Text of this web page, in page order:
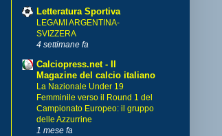
Letteratura Sportiva
LEGAMI ARGENTINA-
SVIZZERA
4 settimane fa
Calciopress.net - Il
Magazine del calcio italiano
La Nazionale Under 19
Femminile verso il Round 1 del
Campionato Europeo: il gruppo
delle Azzurrine
1 mese fa